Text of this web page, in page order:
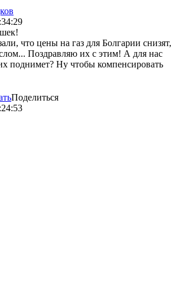
что цены на газ для Болгарии снизят,
Поздравляю их с этим! А для нас
поднимет? Ну чтобы компенсировать
Поделиться